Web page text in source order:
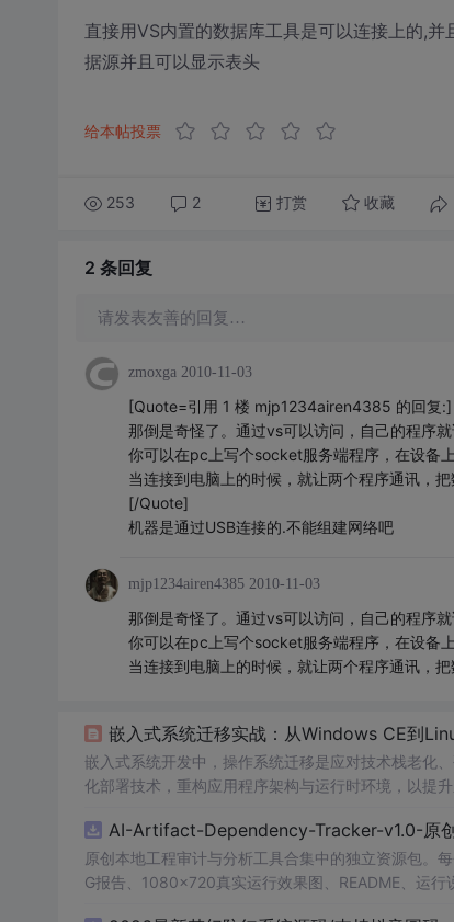
直接用VS内置的数据库工具是可以连接上的,
据源并且可以显示表头
给本帖投票
253 2 打赏 收藏
2 条回复
请发表友善的回复…
zmoxga 2010-11-03
[Quote=引用 1 楼 mjp1234airen4385 的回复:]
那倒是奇怪了。通过vs可以访问，自己的程序
你可以在pc上写个socket服务端程序，在设备
当连接到电脑上的时候，就让两个程序通讯，把
[/Quote]
机器是通过USB连接的.不能组建网络吧
mjp1234airen4385 2010-11-03
那倒是奇怪了。通过vs可以访问，自己的程序
你可以在pc上写个socket服务端程序，在设备
当连接到电脑上的时候，就让两个程序通讯，把
嵌入式系统迁移实战：从Windows CE到
嵌入式系统开发中，操作系统迁移是应对技术栈老化
化部署技术，重构应用程序架构与运行时环境，以提
往往需要处理从传统Win32 API到现代Linux环境的
容器化
AI-Artifact-Dependency-Tracker-v1.0-原
原创本地工程审计与分析工具合集中的独立资源包。
G报告、1080×720真实运行效果图、README、运